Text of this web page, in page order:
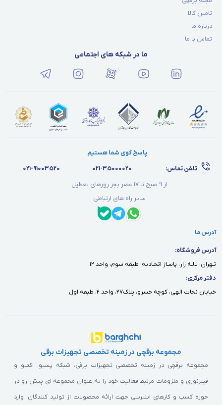
تامین کالا
درباره ما
تماس با ما
ما در شبکه های اجتماعی
پاسخ گوی شما هستیم
تلفن تماس:
021-35000020
021-91003520
از 9 صبح تا 17 عصر بجز روزهای تعطیل
سایر راه های ارتباطی
آدرس ما
آدرس فروشگاه:
تـهران، لالـه زار، پاسـاژ اتحـاديه، طبقه سوم، واحد ١٢
دفتر مركزى:
خيابان نجات الهى، كوچه خسرو، پلاك٢٧، واحد ٢، طبقه اول
مجموعه برقچی در زمینه تخصصی تجهیزات برقی
مجموعه برقچی در زمینه تخصصی تجهیزات برقی، شبکه پسیو، اکتیو و
فیبرنوری و ملزومات مرتبط فعالیت خود را به عنوان مجموعه ای پیش رو در
حوزه کسب و کارهای اینترنتی جهت ارائه محصولات از تولید کنندگان، وارد